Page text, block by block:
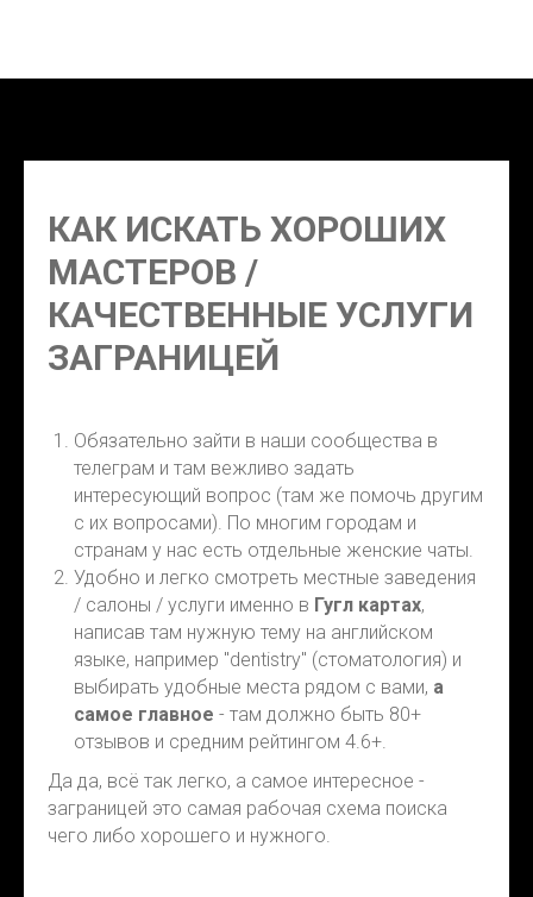
КАК ИСКАТЬ ХОРОШИХ
МАСТЕРОВ /
КАЧЕСТВЕННЫЕ УСЛУГИ
ЗАГРАНИЦЕЙ
Обязательно зайти в наши сообщества в
телеграм и там вежливо задать
интересующий вопрос (там же помочь другим
с их вопросами). По многим городам и
странам у нас есть отдельные женские чаты.
Удобно и легко смотреть местные заведения
/ салоны / услуги именно в Гугл картах,
написав там нужную тему на английском
языке, например "dentistry" (стоматология) и
выбирать удобные места рядом с вами, а
самое главное - там должно быть 80+
отзывов и средним рейтингом 4.6+.
Да да, всё так легко, а самое интересное -
заграницей это самая рабочая схема поиска
чего либо хорошего и нужного.